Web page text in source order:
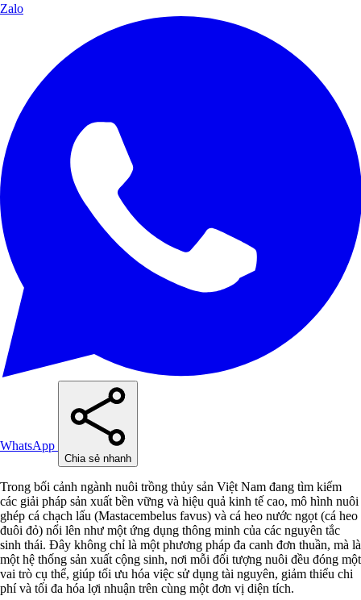
Zalo
WhatsApp
Chia sẻ nhanh
Trong bối cảnh ngành nuôi trồng thủy sản Việt Nam đang tìm kiếm
các giải pháp sản xuất bền vững và hiệu quả kinh tế cao, mô hình nuôi
ghép cá chạch lấu (Mastacembelus favus) và cá heo nước ngọt (cá heo
đuôi đỏ) nổi lên như một ứng dụng thông minh của các nguyên tắc
sinh thái. Đây không chỉ là một phương pháp đa canh đơn thuần, mà là
một hệ thống sản xuất cộng sinh, nơi mỗi đối tượng nuôi đều đóng một
vai trò cụ thể, giúp tối ưu hóa việc sử dụng tài nguyên, giảm thiểu chi
phí và tối đa hóa lợi nhuận trên cùng một đơn vị diện tích.